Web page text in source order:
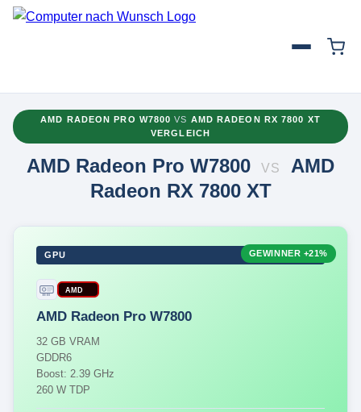
AMD RADEON PRO W7800VS AMD RADEON RX 7800 XT
VERGLEICH
AMD Radeon Pro W7800 VS
AMD
Radeon RX 7800 XT
GPU
AMD
AMD Radeon Pro W7800
32 GB VRAM
GDDR6
Boost: 2.39 GHz
260 W TDP
GEWINNER +21%